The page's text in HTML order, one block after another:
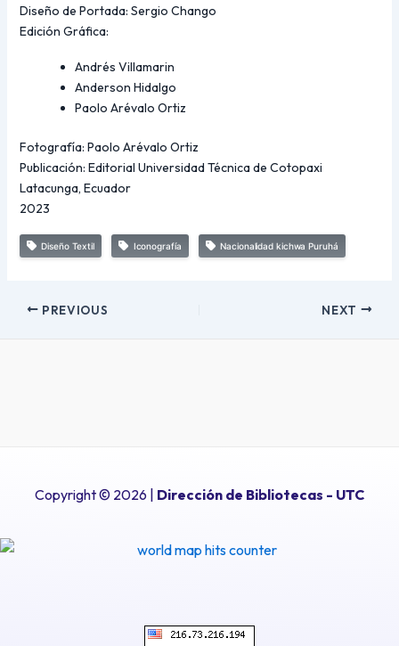
Diseño de Portada: Sergio Chango
Edición Gráfica:
Andrés Villamarin
Anderson Hidalgo
Paolo Arévalo Ortiz
Fotografía: Paolo Arévalo Ortiz
Publicación: Editorial Universidad Técnica de Cotopaxi
Latacunga, Ecuador
2023
Diseño Textil Iconografía Nacionalidad kichwa Puruhá
PREVIOUS NEXT
Copyright © 2026 | Dirección de Bibliotecas - UTC